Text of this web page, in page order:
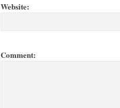
Website:
Comment: